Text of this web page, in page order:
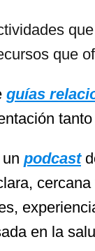
que
guías
podcast
en la